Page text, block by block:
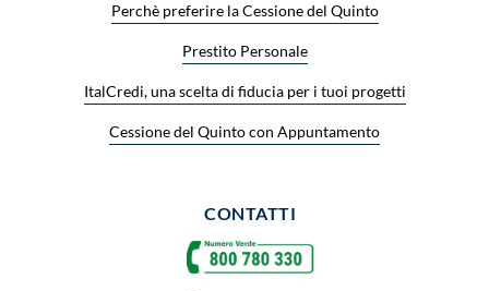
Perchè preferire la Cessione del Quinto
Prestito Personale
ItalCredi, una scelta di fiducia per i tuoi progetti
Cessione del Quinto con Appuntamento
CONTATTI